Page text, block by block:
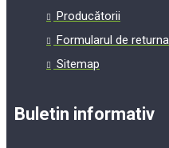
Producătorii
Formularul de
Sitemap
Buletin informativ